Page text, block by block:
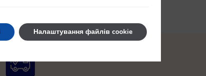
Налаштування файлів cookie